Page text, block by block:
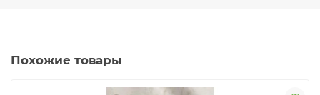
Похожие товары